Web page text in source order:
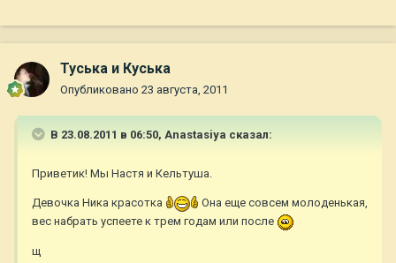
Туська и Куська
Опубликовано 23 августа, 2011
В 23.08.2011 в 06:50, Anastasiya сказал:
Приветик! Мы Настя и Кельтуша.
Девочка Ника красотка
Она еще совсем молоденькая,
вес набрать успеете к трем годам или после
щ